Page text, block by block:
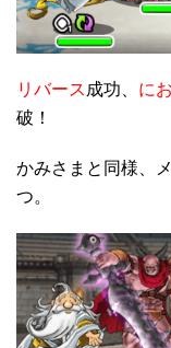
リバース 成功、 に
破！
かみさまと同様、
つ。